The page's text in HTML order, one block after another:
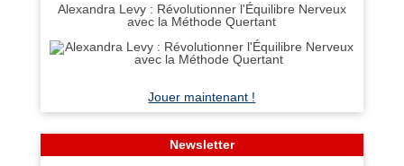
Alexandra Levy : Révolutionner l'Équilibre Nerveux
avec la Méthode Quertant
Jouer maintenant !
Newsletter